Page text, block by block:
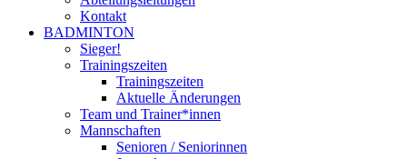
Kontakt
BADMINTON
Sieger!
Trainingszeiten
Trainingszeiten
Aktuelle Änderungen
Team und Trainer*innen
Mannschaften
Senioren / Seniorinnen